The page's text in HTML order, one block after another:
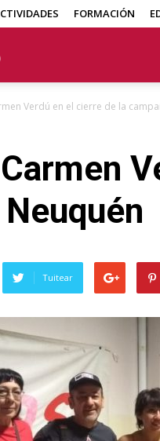
FORMACIÓN
Verdú en el cierre de la
Tuitear